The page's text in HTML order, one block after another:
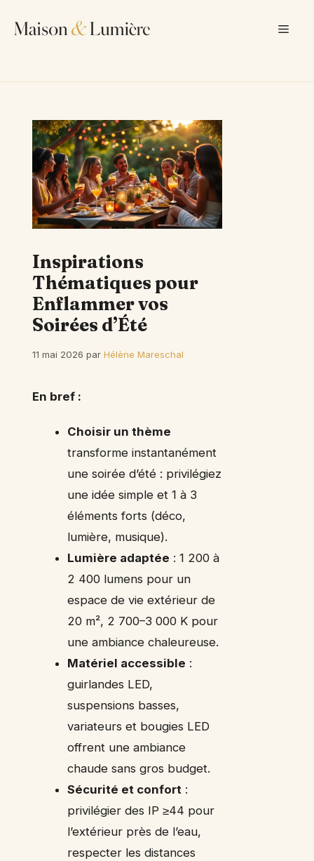
Inspirations
Thématiques pour
Enflammer vos
Soirées d’Été
11 mai 2026 par Hélène Mareschal
En bref :
Choisir un thème
transforme instantanément
une soirée d’été : privilégiez
une idée simple et 1 à 3
éléments forts (déco,
lumière, musique).
Lumière adaptée : 1 200 à
2 400 lumens pour un
espace de vie extérieur de
20 m², 2 700–3 000 K pour
une ambiance chaleureuse.
Matériel accessible :
guirlandes LED,
suspensions basses,
variateurs et bougies LED
offrent une ambiance
chaude sans gros budget.
Sécurité et confort :
privilégier des IP ≥44 pour
l’extérieur près de l’eau,
respecter les distances